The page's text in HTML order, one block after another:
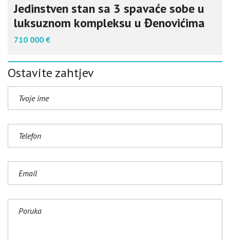
Jedinstven stan sa 3 spavaće sobe u
luksuznom kompleksu u Đenovićima
710 000 €
Ostavite zahtjev